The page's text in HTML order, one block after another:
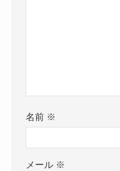
名前 ※
メール ※